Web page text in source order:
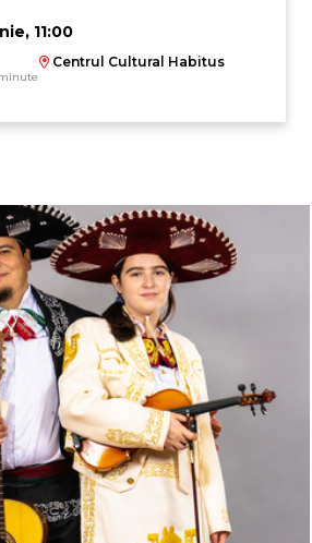
11:00
Centrul Cultural Habitus